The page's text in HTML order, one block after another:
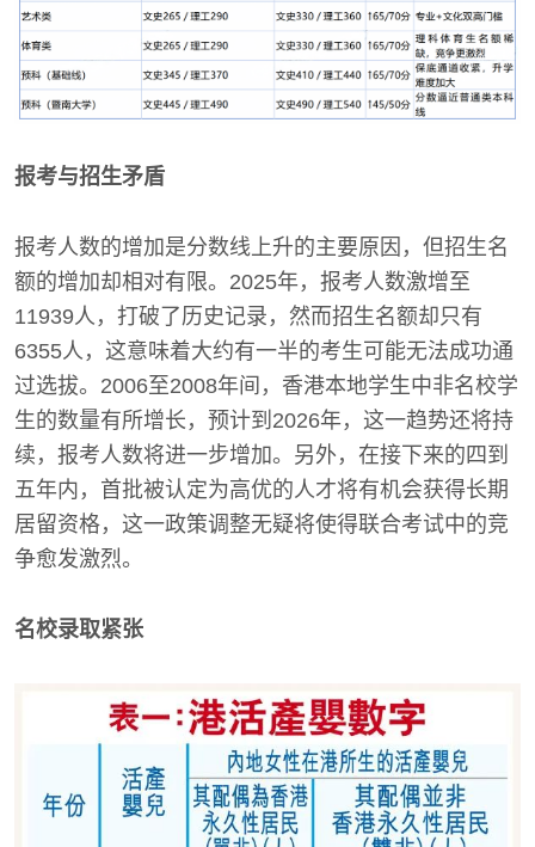
报考与招生矛盾
报考人数的增加是分数线上升的主要原因，但招生名
额的增加却相对有限。2025年，报考人数激增至
11939人，打破了历史记录，然而招生名额却只有
6355人，这意味着大约有一半的考生可能无法成功通
过选拔。2006至2008年间，香港本地学生中非名校学
生的数量有所增长，预计到2026年，这一趋势还将持
续，报考人数将进一步增加。另外，在接下来的四到
五年内，首批被认定为高优的人才将有机会获得长期
居留资格，这一政策调整无疑将使得联合考试中的竞
争愈发激烈。
名校录取紧张